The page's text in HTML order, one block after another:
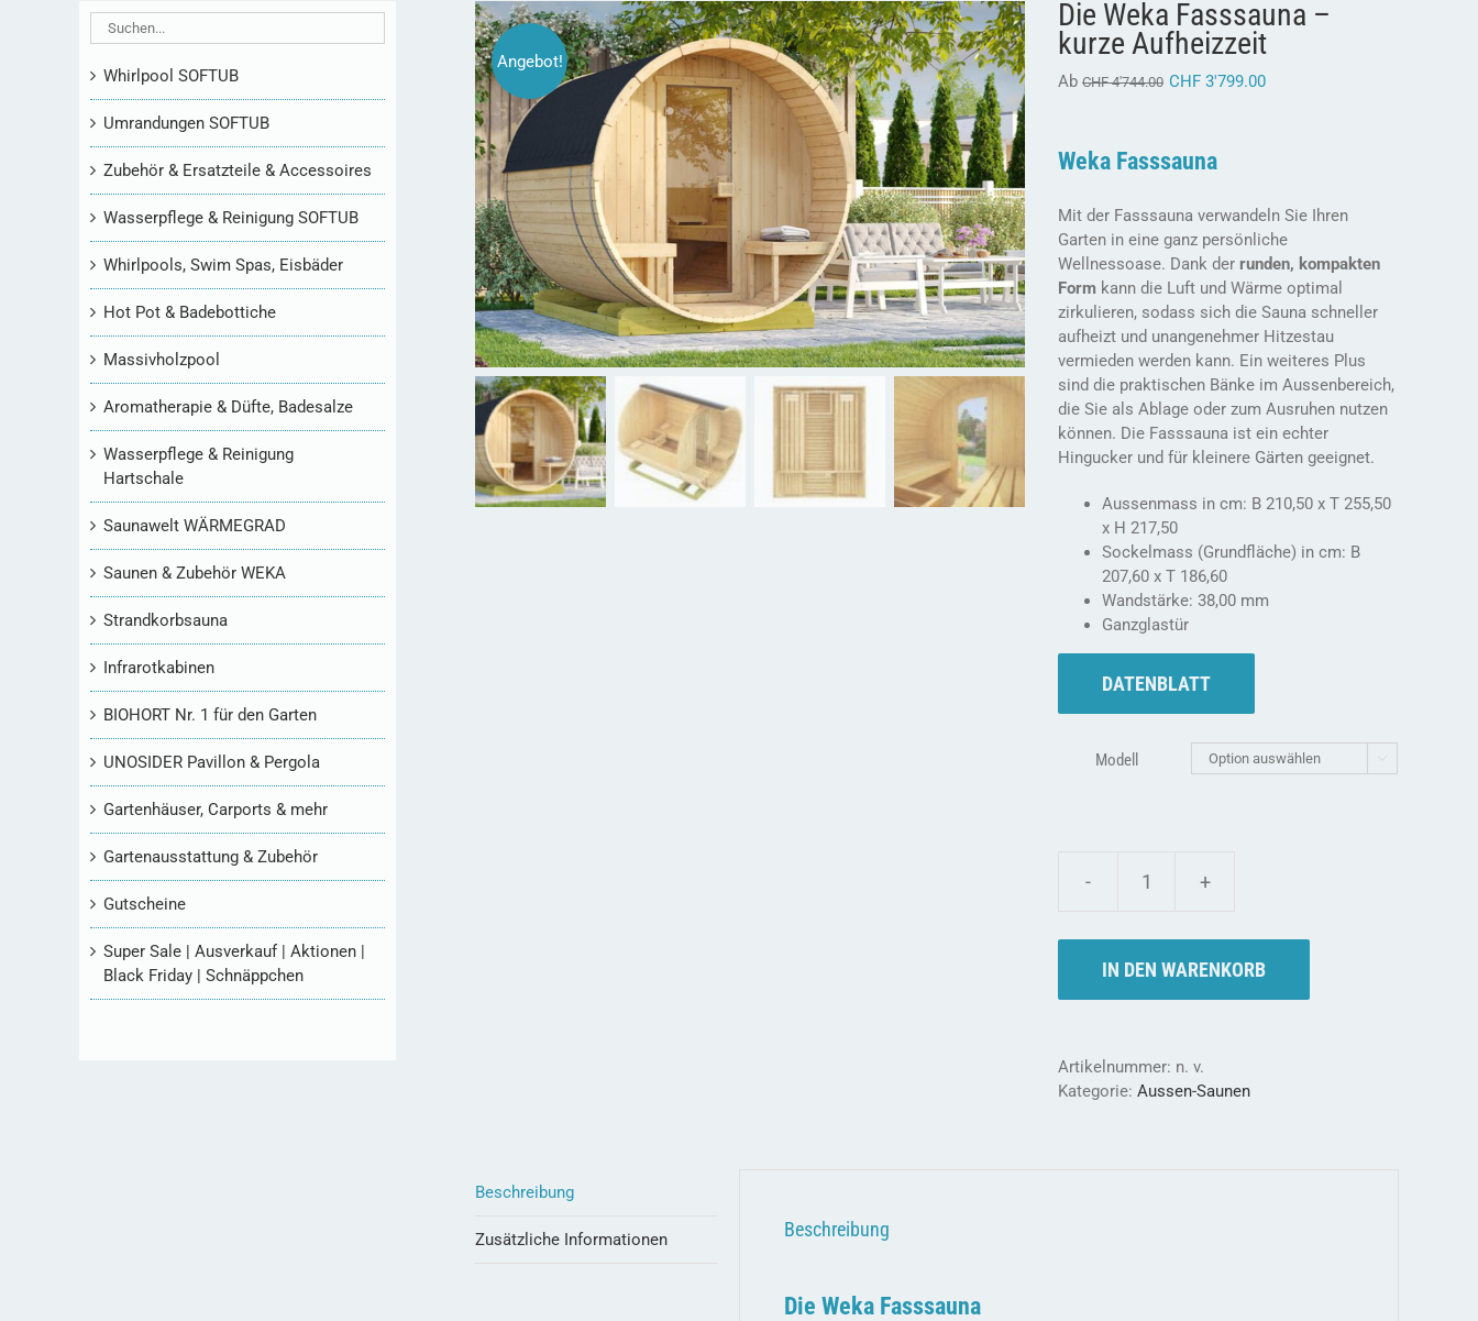
Angebot!
Die Weka Fasssauna –
kurze Aufheizzeit
Ab CHF4'744.00 CHF 3'799.00
Weka Fasssauna
Mit der Fasssauna verwandeln Sie Ihren
Garten in eine ganz persönliche
Wellnessoase. Dank der runden, kompakten
Form kann die Luft und Wärme optimal
zirkulieren, sodass sich die Sauna schneller
aufheizt und unangenehmer Hitzestau
vermieden werden kann. Ein weiteres Plus
sind die praktischen Bänke im Aussenbereich,
die Sie als Ablage oder zum Ausruhen nutzen
können. Die Fasssauna ist ein echter
Hingucker und für kleinere Gärten geeignet.
Aussenmass in cm: B 210,50 x T 255,50
x H 217,50
Sockelmass (Grundfläche) in cm: B
207,60 x T 186,60
Wandstärke: 38,00 mm
Ganzglastür
DATENBLATT
Modell 
Die
Fasssauna
-
IN DEN WARENKORB
Artikelnummer: n. v.
Kategorie: Aussen-Saunen
Beschreibung
Zusätzliche Informationen Beschreibung
Die Weka Fasssauna
Whirlpool SOFTUB
Umrandungen SOFTUB
Zubehör & Ersatzteile & Accessoires
Wasserpflege & Reinigung SOFTUB
Whirlpools, Swim Spas, Eisbäder
Hot Pot & Badebottiche
Massivholzpool
Aromatherapie & Düfte, Badesalze
Wasserpflege & Reinigung
Hartschale
Saunawelt WÄRMEGRAD
Saunen & Zubehör WEKA
Strandkorbsauna
Infrarotkabinen
BIOHORT Nr. 1 für den Garten
UNOSIDER Pavillon & Pergola
Gartenhäuser, Carports & mehr
Gartenausstattung & Zubehör
Gutscheine
Super Sale | Ausverkauf | Aktionen |
Black Friday | Schnäppchen